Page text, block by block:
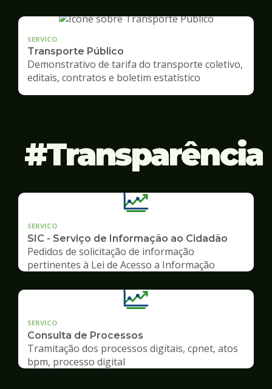
SERVICO
Transporte Público
Demonstrativo de tarifa do transporte coletivo,
editais, contratos e boletim estatístico
Transparência
SERVICO
SIC - Serviço de Informação ao Cidadão
Pedidos de solicitação de informação
pertinentes à Lei de Acesso a Informação
SERVICO
Consulta de Processos
Tramitação dos processos digitais, cpnet, atos
bpm, processo digital